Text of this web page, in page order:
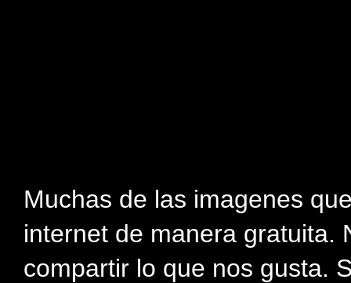
Muchas de las imagenes
internet de manera gratuita.
compartir lo que nos gusta.